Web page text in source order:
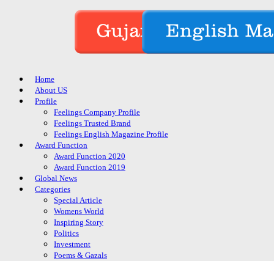
Home
About US
Profile
Feelings Company Profile
Feelings Trusted Brand
Feelings English Magazine Profile
Award Function
Award Function 2020
Award Function 2019
Global News
Categories
Special Article
Womens World
Inspiring Story
Politics
Investment
Poems & Gazals